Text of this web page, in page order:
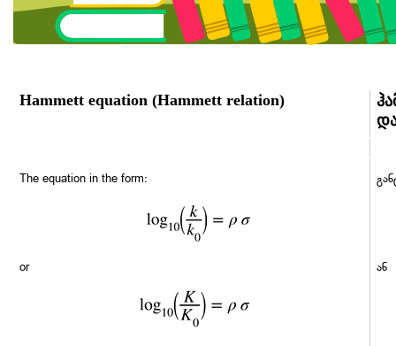
Hammett equation (Hammett relation)
The equation in the form:
or ან